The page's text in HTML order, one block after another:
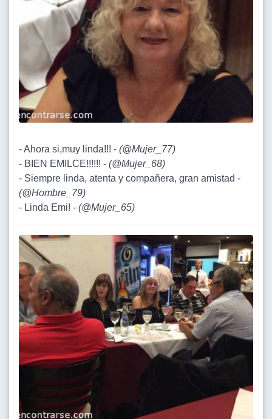
- Ahora si,muy linda!!! - (@Mujer_77)
- BIEN EMILCE!!!!!! - (@Mujer_68)
- Siempre linda, atenta y compañera, gran amistad -
(@Hombre_79)
- Linda Emi! - (@Mujer_65)